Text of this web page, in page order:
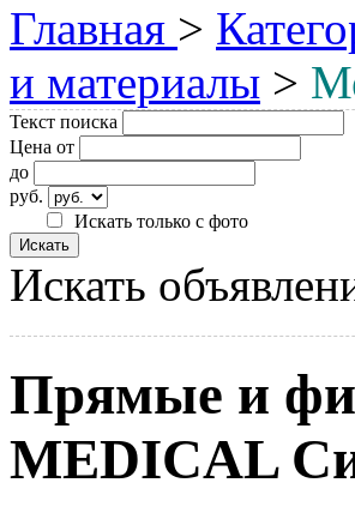
Главная >
и материалы >
Текст поиска
Цена от
до
руб.
Искать только с фото
Искать
Прямые и
MEDICAL